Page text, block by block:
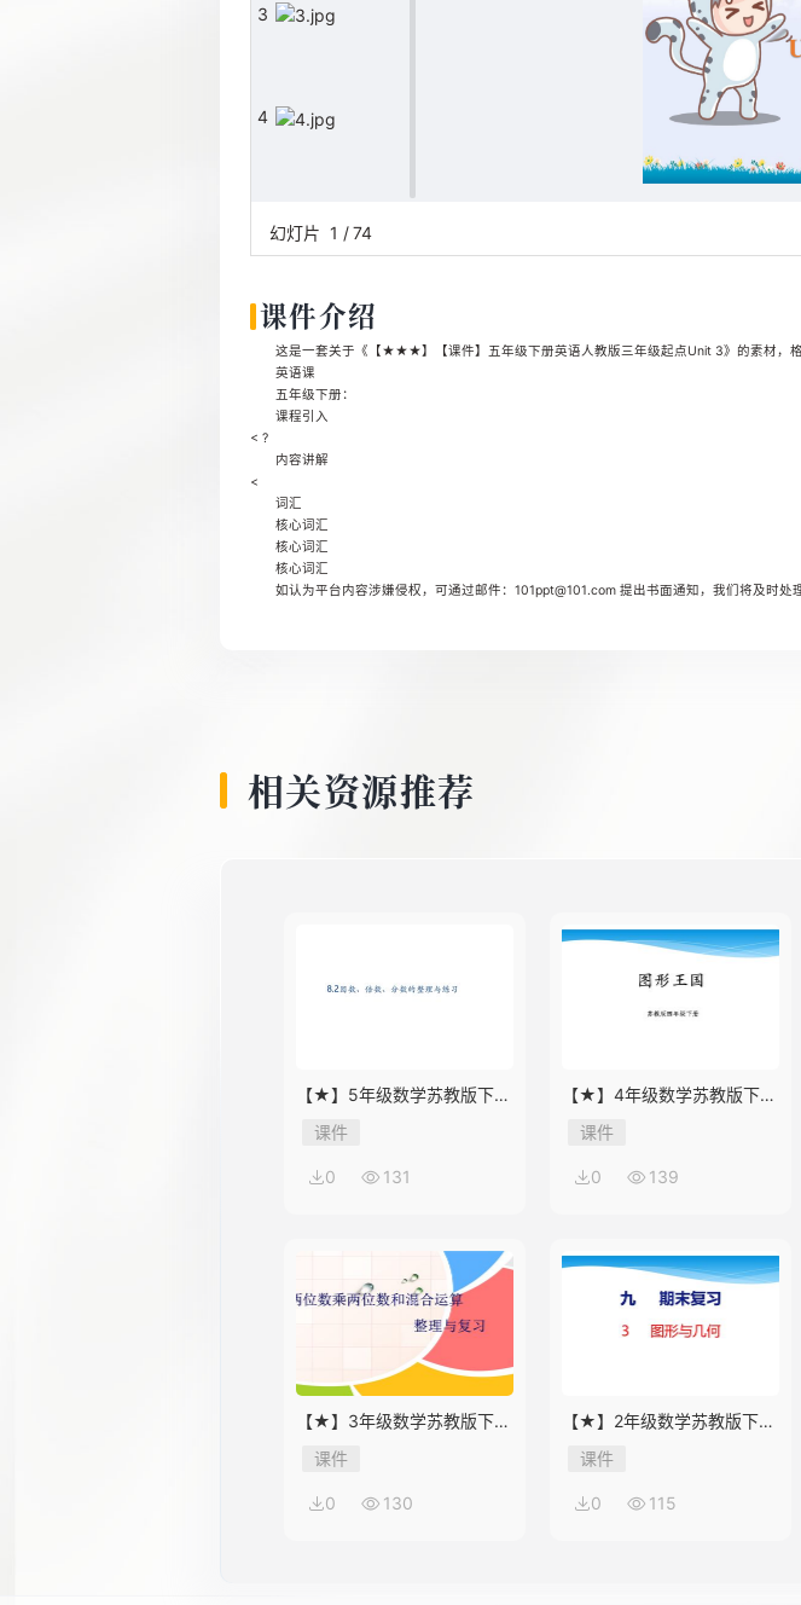
3
4
6
幻灯片 1 / 74
课件介绍
这是一套关于《【★★★】【课件】五年级下册英语人教版三年级起点Unit 3》的素材，
英语课
五年级下册：
课程引入
< ?
内容讲解
<
词汇
核心词汇
核心词汇
核心词汇
如认为平台内容涉嫌侵权，可通过邮件：101ppt@101.com 提出书面通知，我们将及时处理
相关资源推荐
【★】5年级数学苏教版下册
课件第8单元《单元复习》
课件
0 131
【★】4年级数学苏教版下册
课件第9单元《单元复习》
课件
0 139
【★】3年级数学苏教版下册
课件第10单元《单元复习》
课件
0 130
【★】2年级数学苏教版下册
课件第9单元《期末复习》
课件
0 115